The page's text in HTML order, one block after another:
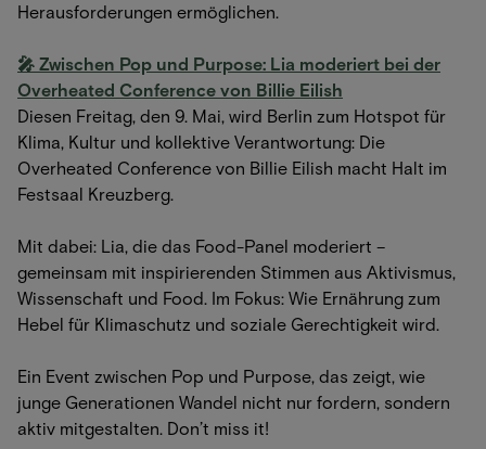
Herausforderungen ermöglichen.
🎤 Zwischen Pop und Purpose: Lia moderiert bei der
Overheated Conference von Billie Eilish
Diesen Freitag, den 9. Mai, wird Berlin zum Hotspot für
Klima, Kultur und kollektive Verantwortung: Die
Overheated Conference von Billie Eilish macht Halt im
Festsaal Kreuzberg.
Mit dabei: Lia, die das Food-Panel moderiert –
gemeinsam mit inspirierenden Stimmen aus Aktivismus,
Wissenschaft und Food. Im Fokus: Wie Ernährung zum
Hebel für Klimaschutz und soziale Gerechtigkeit wird.
Ein Event zwischen Pop und Purpose, das zeigt, wie
junge Generationen Wandel nicht nur fordern, sondern
aktiv mitgestalten. Don’t miss it!